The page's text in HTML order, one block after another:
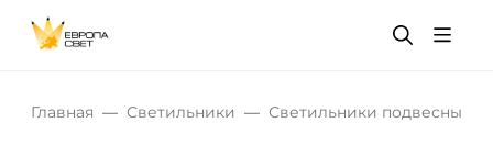
Главная Светильники Светильники подвесные